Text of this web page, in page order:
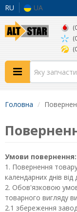
RU UA
Головна
Умови повернення:
1. Повернення
календарних днів
2. Обов'язковою
товарного вигляду
2.1 збереження